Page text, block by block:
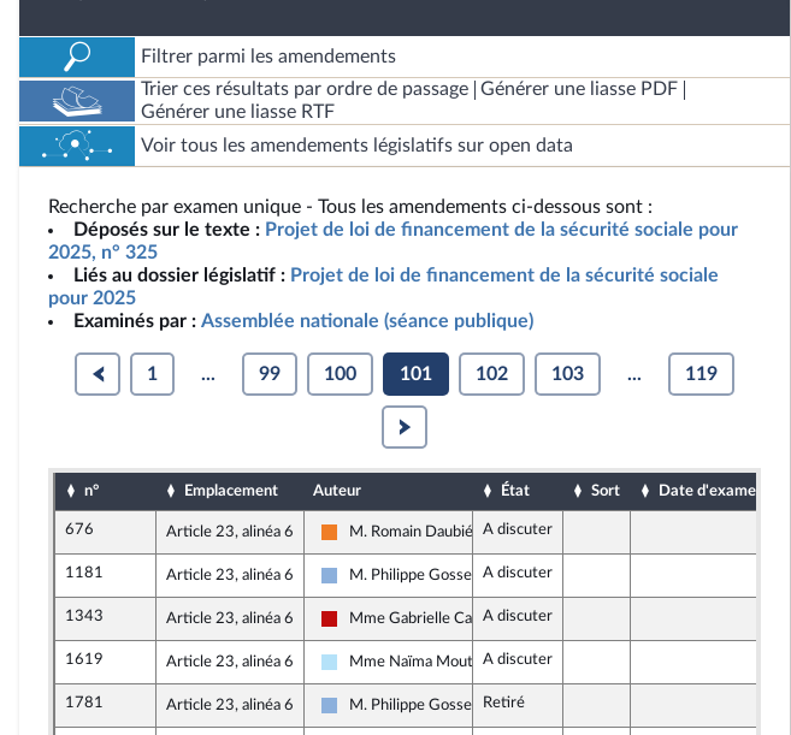
Filtrer parmi les amendements
Trier ces résultats par ordre de passage
Générer une liasse PDF
Générer une liasse RTF
Voir tous les amendements législatifs sur open data
Recherche par examen unique - Tous les amendements ci-dessous sont :
Déposés sur le texte : Projet de loi de financement de la sécurité sociale pour
2025, n° 325
Liés au dossier législatif : Projet de loi de financement de la sécurité sociale
pour 2025
Examinés par : Assemblée nationale (séance publique)
1 ... 99 100 101 102 103 ... 119
n° Emplacement Auteur État Sort Date d'examen
676 Article 23, alinéa 6
Les Démocrates
M. Romain Daubié A discuter
1181 Article 23, alinéa 6
Droite Républicaine
M. Philippe GosselinA discuter
1343 Article 23, alinéa 6
La France insoumise - Nouveau Front Populaire
Mme Gabrielle CathalaA discuter
1619 Article 23, alinéa 6
Horizons & Indépendants
Mme Naïma MoutchouA discuter
1781 Article 23, alinéa 6
Droite Républicaine
M. Philippe GosselinRetiré